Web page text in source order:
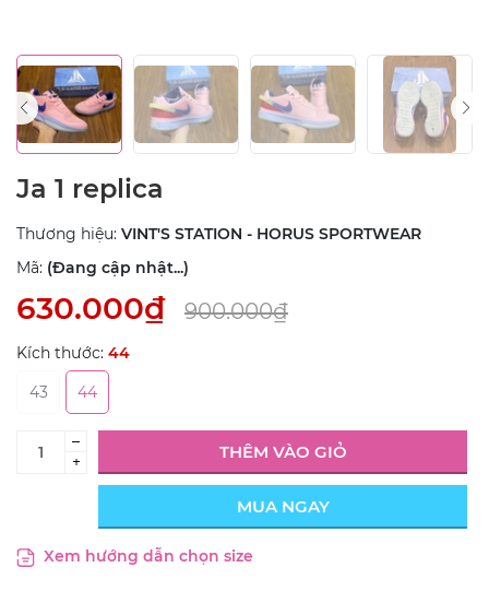
Ja 1 replica
Thương hiệu: VINT'S STATION - HORUS SPORTWEAR
Mã: (Đang cập nhật...)
630.000₫ 900.000₫
Kích thước: 44
43
44
–
+
THÊM VÀO GIỎ
MUA NGAY
Xem hướng dẫn chọn size